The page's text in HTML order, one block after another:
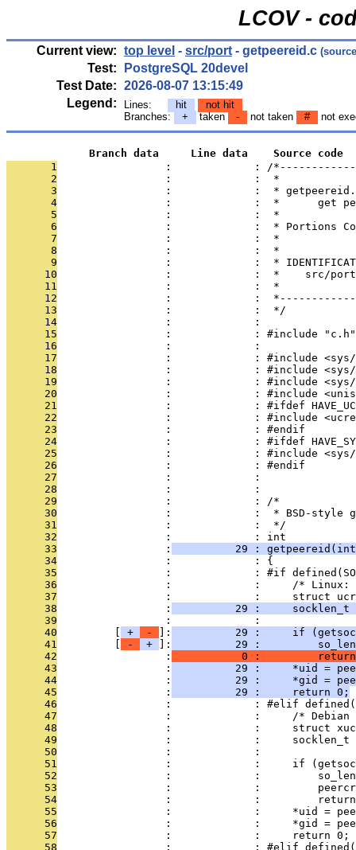
LCOV -
Current view: top level - src/port - getpeereid.c
Test:
PostgreSQL 20devel
Test Date: 2026-08-07 13:15:49
Legend:
Lines: hit
not hit
Branches:
+ taken - not taken # not
             Branch data     Line data    Source code
       1
:             : /
       2
                 :             :  *
       3
:             :  *
       4
:             :  *      get
       5
                 :             :  *
       6
:             :  * Portions
       7
                 :             :  *
       8
                 :             :  *
       9
:             :  *
      10
:             :  *    src/
      11
                 :             :  *
      12
:             :
      13
                 :             :  */
      14
                 :             :
      15
                 :             : #include "c.h"
      16
                 :             :
      17
:             : #include
      18
:             : #include
      19
:             : #include
      20
:             : #include
      21
:             : #ifdef
      22
:             : #include
      23
                 :             : #endif
      24
:             : #ifdef
      25
:             : #include
      26
                 :             : #endif
      27
                 :             :
      28
                 :             :
      29
                 :             : /*
      30
:             :  * BSD-style
      31
                 :             :  */
      32
                 :             : int
      33
                 :
29 :
      34
                 :             : {
      35
:             : #if
      36
:             :     /*
      37
:             :     struct
      38
                 :
29 :     socklen_t
      39
                 :             :
      40
+ - ]:
29 :     if
      41
- + ]:
29 :
      42
                 :
0 :
      43
                 :
29 :     *uid =
      44
                 :
29 :     *gid =
      45
                 :
          29 :     return 0;
      46
:             : #elif
      47
:             :     /*
      48
:             :     struct
      49
:             :     socklen_t
      50
                 :             :
      51
:             :     if
      52
:             :
      53
:             :
      54
:             :
      55
:             :     *uid =
      56
:             :     *gid =
      57
                 :             :     return 0;
      58
:             : #elif